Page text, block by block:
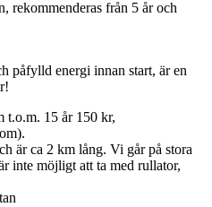
rekommenderas från 5 år och
påfylld energi innan start, är en
t.o.m. 15 år 150 kr,
är ca 2 km lång. Vi går på stora
inte möjligt att ta med rullator,